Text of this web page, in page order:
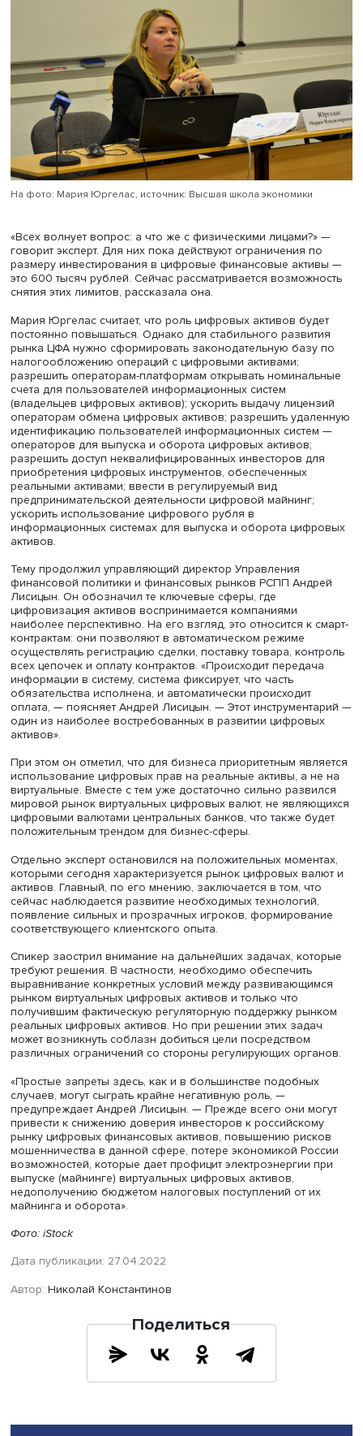
производимой продукцией. Кроме того, они могут
роль инструмента оптимизации бизнес-процессов и
взаимодействия с деловыми партнерами для зачета
встречных финансовых требований по различным
Помимо этого, ЦФА могут оказаться полезным
при цифровизации дебиторской задолженности
На фото: Мария Юргелас, источник: Высшая школа экономики
«Всех волнует вопрос: а что же с физическими
говорит эксперт. Для них пока действуют ограничения
размеру инвестирования в цифровые финансовые
это 600 тысяч рублей. Сейчас рассматривается
снятия этих лимитов, рассказала она.
Мария Юргелас считает, что роль цифровых активов
постоянно повышаться. Однако для стабильного
рынка ЦФА нужно сформировать законодательную
налогообложению операций с цифровыми активами;
разрешить операторам-платформам открывать
счета для пользователей информационных систем
(владельцев цифровых активов); ускорить выдачу
операторам обмена цифровых активов; разрешить
идентификацию пользователей информационных
операторов для выпуска и оборота цифровых активов;
разрешить доступ неквалифицированных инвесторов
приобретения цифровых инструментов, обеспеченных
реальными активами; ввести в регулируемый вид
предпринимательской деятельности цифровой майнинг;
ускорить использование цифрового рубля в
информационных системах для выпуска и оборота
активов.
Тему продолжил управляющий директор Управления
финансовой политики и финансовых рынков РСПП
цифровизация активов воспринимается компаниями
наиболее перспективно. На его взгляд, это относится к
контрактам: они позволяют в автоматическом режиме
осуществлять регистрацию сделки, поставку товара,
всех цепочек и оплату контрактов. «Происходит
обязательства исполнена, и автоматически происходит
оплата, — поясняет Андрей Лисицын. — Этот
один из наиболее востребованных в развитии
активов».
При этом он отметил, что для бизнеса приоритетным
использование цифровых прав на реальные активы, а
виртуальные. Вместе с тем уже достаточно сильно
мировой рынок виртуальных цифровых валют, не
цифровыми валютами центральных банков, что также
положительным трендом для бизнес-сферы.
Отдельно эксперт остановился на положительных
которыми сегодня характеризуется рынок цифровых
активов. Главный, по его мнению, заключается в том,
сейчас наблюдается развитие необходимых
соответствующего клиентского опыта.
Спикер заострил внимание на дальнейших задачах,
выравнивание конкретных условий между
получившим фактическую регуляторную поддержку
реальных цифровых активов. Но при решении этих
может возникнуть соблазн добиться цели посредством
различных ограничений со стороны регулирующих
случаев, могут сыграть крайне негативную роль, —